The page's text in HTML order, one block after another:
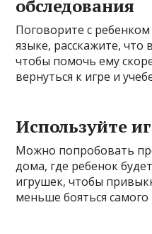
обследования
Поговорите с
языке, расскажите, что
чтобы помочь ему
вернуться к игре и
Используйте
Можно попробовать
дома, где ребенок
игрушек, чтобы
меньше бояться самого